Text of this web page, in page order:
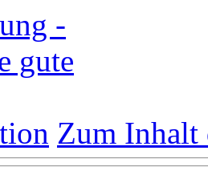
Zum Inhalt